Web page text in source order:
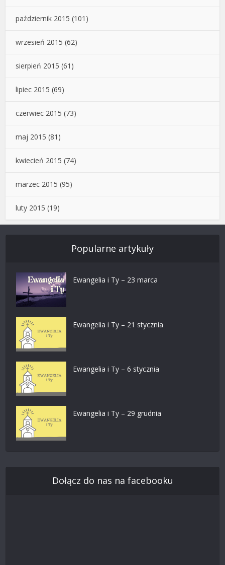
październik 2015 (101)
wrzesień 2015 (62)
sierpień 2015 (61)
lipiec 2015 (69)
czerwiec 2015 (73)
maj 2015 (81)
kwiecień 2015 (74)
marzec 2015 (95)
luty 2015 (19)
Popularne artykuły
Ewangelia i Ty – 23 marca
Ewangelia i Ty – 21 stycznia
Ewangelia i Ty – 6 stycznia
Ewangelia i Ty – 29 grudnia
Dołącz do nas na facebooku